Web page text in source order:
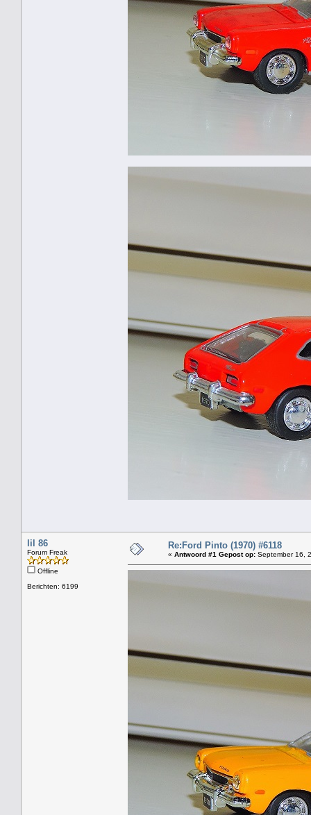
lil 86
Forum Freak
Offline
Berichten: 6199
Re:Ford Pinto (1970) #6118
« Antwoord #1 Gepost op: September 16,